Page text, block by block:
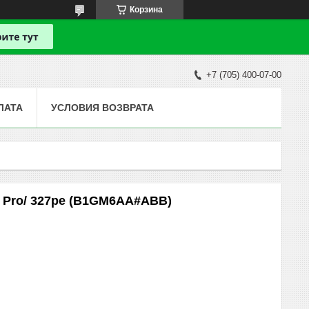
Корзина
+7 (705) 400-07-00
УСЛОВИЯ ВОЗВРАТА
327pe (B1GM6AA#ABB)